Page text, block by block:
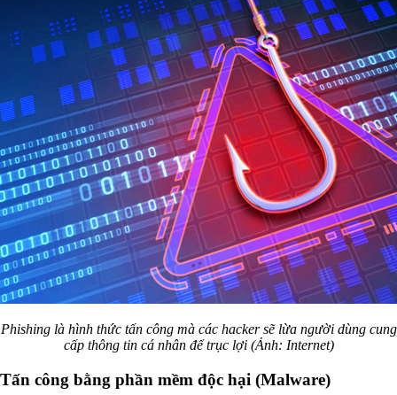
Phishing là hình thức tấn công mà các hacker sẽ lừa người dùng cung
cấp thông tin cá nhân để trục lợi (Ảnh: Internet)
Tấn công bằng phần mềm độc hại (Malware)